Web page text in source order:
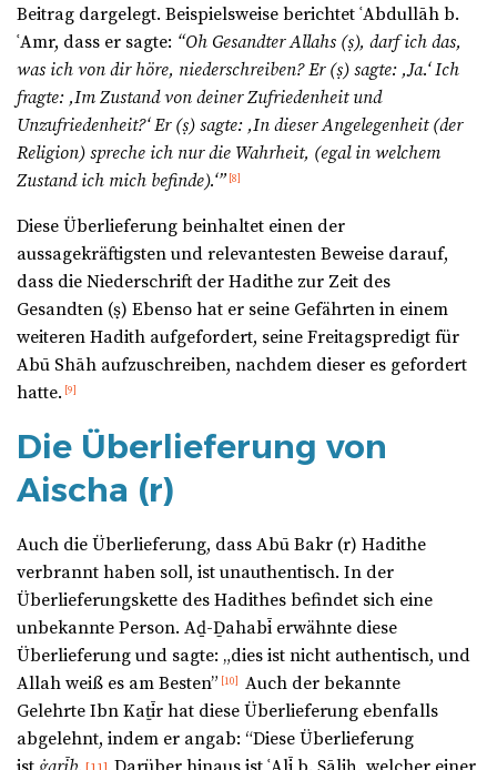
Beitrag dargelegt. Beispielsweise berichtet ʿAbdullāh b.
ʿAmr, dass er sagte: “Oh Gesandter Allahs (ṣ), darf ich das,
was ich von dir höre, niederschreiben? Er (ṣ) sagte: ,Ja.‘ Ich
fragte: ,Im Zustand von deiner Zufriedenheit und
Unzufriedenheit?‘ Er (ṣ) sagte: ,In dieser Angelegenheit (der
Religion) spreche ich nur die Wahrheit, (egal in welchem
Zustand ich mich befinde).‘” [8]
Diese Überlieferung beinhaltet einen der
aussagekräftigsten und relevantesten Beweise darauf,
dass die Niederschrift der Hadithe zur Zeit des
Gesandten (ṣ) Ebenso hat er seine Gefährten in einem
weiteren Hadith aufgefordert, seine Freitagspredigt für
Abū Shāh aufzuschreiben, nachdem dieser es gefordert
hatte. [9]
Die Überlieferung von
Aischa (r)
Auch die Überlieferung, dass Abū Bakr (r) Hadithe
verbrannt haben soll, ist unauthentisch. In der
Überlieferungskette des Hadithes befindet sich eine
unbekannte Person. Aḏ-Ḏahabī erwähnte diese
Überlieferung und sagte: „dies ist nicht authentisch, und
Allah weiß es am Besten”
[10]
Auch der bekannte
Gelehrte Ibn Kaṯīr hat diese Überlieferung ebenfalls
abgelehnt, indem er angab: “Diese Überlieferung